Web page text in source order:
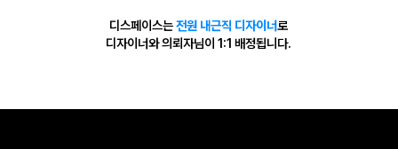
디스페이스는전원 내근직 디자이너로
디자이너와 의뢰자님이 1:1 배정됩니다.